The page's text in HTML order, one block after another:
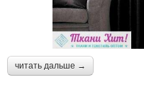
читать дальше →